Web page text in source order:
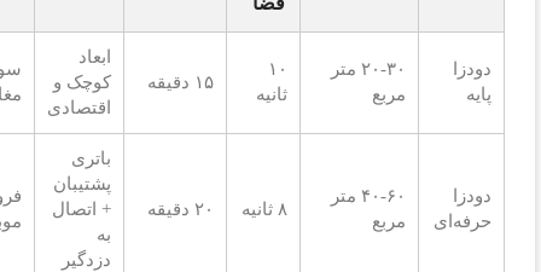
دودزا
پایه
۲۰-۳۰ متر
مربع
۱۰
ثانیه
۱۵ دقیقه
ابعاد
کوچک و
اقتصادی
دودزا
حرفه‌ای
۴۰-۶۰ متر
مربع
۸ ثانیه ۲۰ دقیقه
باتری
پشتیبان
+ اتصال
به
دزدگیر